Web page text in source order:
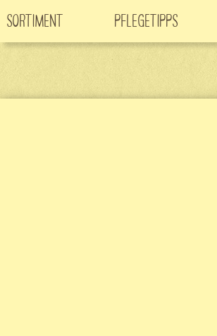
Sortiment
Neuheiten
Pflegetipps
CO -Klimabaum